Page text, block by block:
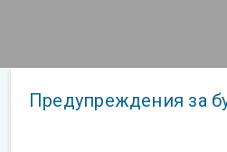
Предупреждения за